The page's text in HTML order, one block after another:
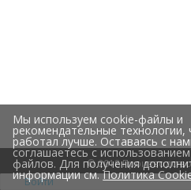
Войти
© 2018
Мы используем cookie-файлы и
рекомендательные технологии,
работал лучше. Оставаясь с
соглашаетесь с
файлов. Для получения
информации см.Политика